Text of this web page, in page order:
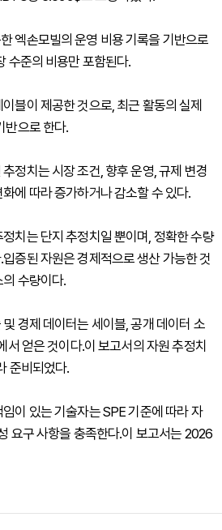
엑손모빌의 운영 비용 기록을 기반으로
수준의 비용만 포함된다.
블이 제공한 것으로, 최근 활동의 실제
반으로 한다.
정치는 시장 조건, 향후 운영, 규제 변경
에 따라 증가하거나 감소할 수 있다.
치는 단지 추정치일 뿐이며, 정확한 수량
증된 자원은 경제적으로 생산 가능한 것
수량이다.
경제 데이터는 세이블, 공개 데이터 소
서 얻은 것이다.이 보고서의 자원 추정치
준비되었다.
이 있는 기술자는 SPE 기준에 따라 자
요구 사항을 충족한다.이 보고서는 2026